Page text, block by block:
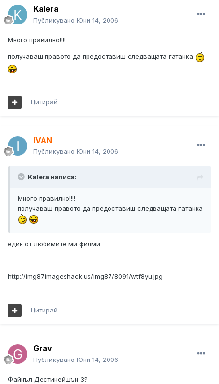
Kalera
Публикувано Юни 14, 2006
Много правилно!!!!
получаваш правото да предоставиш следващата гатанка
Цитирай
IVAN
Публикувано Юни 14, 2006
Kalera написа:
Много правилно!!!!
получаваш правото да предоставиш следващата гатанка
един от любимите ми филми
http://img87.imageshack.us/img87/8091/wtf8yu.jpg
Цитирай
Grav
Публикувано Юни 14, 2006
Файнъл Дестинейшън 3?